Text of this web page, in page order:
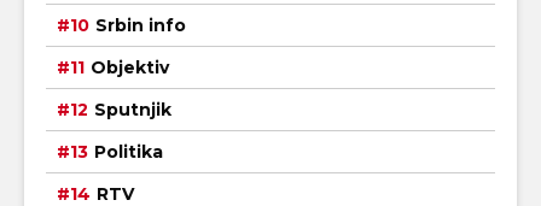
Srbin info
Objektiv
Sputnjik
Politika
RTV